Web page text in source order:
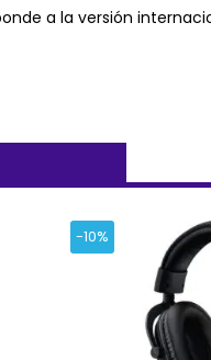
a la versión
-10%